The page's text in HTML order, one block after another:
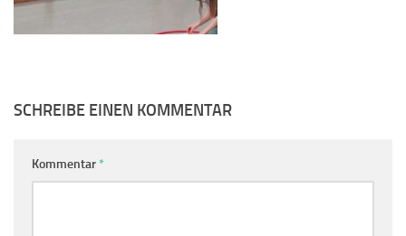
SCHREIBE EINEN KOMMENTAR
Kommentar *